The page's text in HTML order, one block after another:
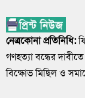
নেত্রকোনা প্রতিনিধি:
গণহত্যা বন্ধের
বিক্ষোভ মিছিল ও